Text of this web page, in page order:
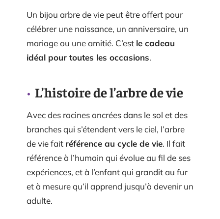
Un bijou arbre de vie peut être offert pour
célébrer une naissance, un anniversaire, un
mariage ou une amitié. C’est le cadeau
idéal pour toutes les occasions.
L’histoire de l’arbre de vie
Avec des racines ancrées dans le sol et des
branches qui s’étendent vers le ciel, l’arbre
de vie fait référence au cycle de vie. Il fait
référence à l’humain qui évolue au fil de ses
expériences, et à l’enfant qui grandit au fur
et à mesure qu’il apprend jusqu’à devenir un
adulte.